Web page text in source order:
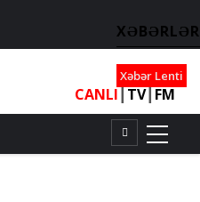
XƏBƏRLƏR
Xəbər Lenti
CANLI┃TV┃FM